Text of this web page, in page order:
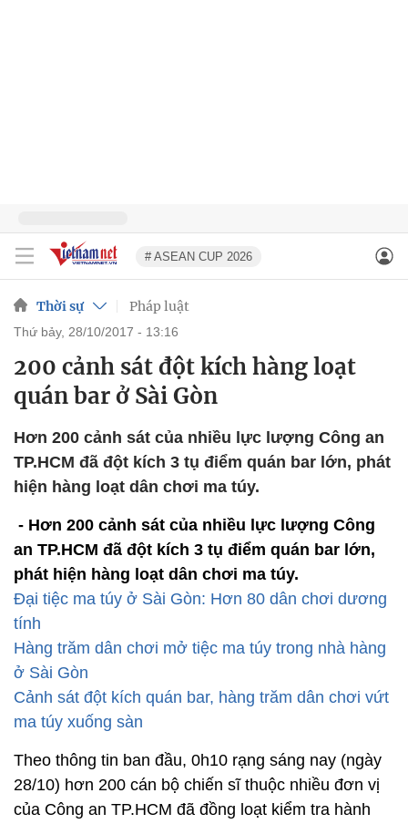
# ASEAN CUP 2026
Thời sự Pháp luật
thứ bảy, 28/10/2017 - 13:16
200 cảnh sát đột kích hàng loạt
quán bar ở Sài Gòn
Hơn 200 cảnh sát của nhiều lực lượng Công an
TP.HCM đã đột kích 3 tụ điểm quán bar lớn, phát
hiện hàng loạt dân chơi ma túy.
- Hơn 200 cảnh sát của nhiều lực lượng Công
an TP.HCM đã đột kích 3 tụ điểm quán bar lớn,
phát hiện hàng loạt dân chơi ma túy.
Đại tiệc ma túy ở Sài Gòn: Hơn 80 dân chơi dương
tính
Hàng trăm dân chơi mở tiệc ma túy trong nhà hàng
ở Sài Gòn
Cảnh sát đột kích quán bar, hàng trăm dân chơi vứt
ma túy xuống sàn
Theo thông tin ban đầu, 0h10 rạng sáng nay (ngày
28/10) hơn 200 cán bộ chiến sĩ thuộc nhiều đơn vị
của Công an TP.HCM đã đồng loạt kiểm tra hành